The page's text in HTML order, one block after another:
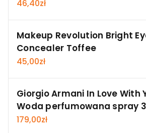
46,40zł
Makeup Revolution Bright
Concealer Toffee
45,00zł
Giorgio Armani In Love With
Woda perfumowana spray
179,00zł